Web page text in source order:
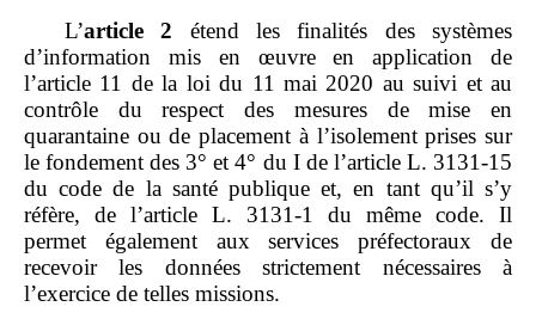
L’article 2 étend les finalités des systèmes
d’information mis en œuvre en application de
l’article 11 de la loi du 11 mai 2020 au suivi et au
contrôle du respect des mesures de mise en
quarantaine ou de placement à l’isolement prises sur
le fondement des 3° et 4° du I de l’article L. 3131‑15
du code de la santé publique et, en tant qu’il s’y
réfère, de l’article L. 3131‑1 du même code. Il
permet également aux services préfectoraux de
recevoir les données strictement nécessaires à
l’exercice de telles missions.